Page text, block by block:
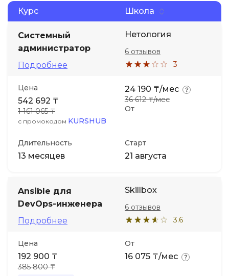
Курс Школа
Системный
администратор
Подробнее
Нетология
3
6 отзывов
Цена
542 692 ₸
1 161 065 ₸
с промокодом KURSHUB
От
24 190 ₸/мес
36 612 ₸/мес
Длительность
13 месяцев
Старт
21 августа
Ansible для
DevOps-инженера
Подробнее
Skillbox
3.6
6 отзывов
Цена
192 900 ₸
385 800 ₸
От
16 075 ₸/мес
Дизайн
Аналитика
Менеджмент
Иностранные языки
Soft Skills
ДПО
Акции и промокоды